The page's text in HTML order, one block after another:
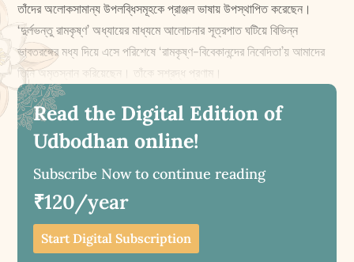
তাঁদের অলোকসামান্য উপলব্ধিসমূহকে প্রাঞ্জল ভাষায় উপস্থাপিত করেছেন।
‘দুর্লভন্তু রামকৃষ্ণ’ অধ্যায়ের মাধ্যমে আলোচনার সূত্রপাত ঘটিয়ে বিভিন্ন
ভাবতরঙ্গের মধ্য দিয়ে এসে পরিশেষে ‘রামকৃষ্ণ-বিবেকানন্দের নিবেদিতা’য় আমাদের
তিনি অমৃতস্নান করিয়েছেন। তাঁকে সশ্রদ্ধ প্রণাম।
Read the Digital Edition of
Udbodhan online!
Subscribe Now to continue reading
₹120/year
Start Digital Subscription